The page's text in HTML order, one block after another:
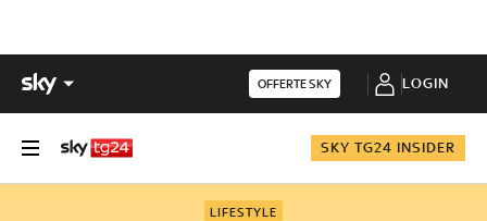
OFFERTE SKY LOGIN
SKY TG24 INSIDER
LIFESTYLE